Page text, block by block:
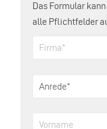
Das Formular
alle Pflichtfelder